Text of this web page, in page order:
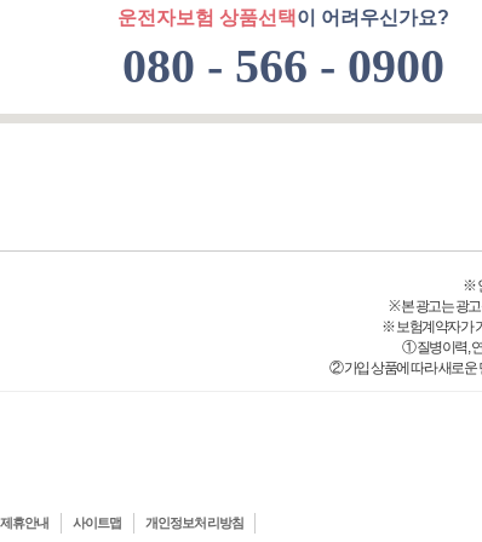
운전자보험 상품선택 이 어려우신가요?
080 - 566 - 0900
※
※ 본 광고는 광
※ 보험계약자가
① 질병이력,
② 가입 상품에 따라 새로운
제휴안내 사이트맵 개인정보처리방침